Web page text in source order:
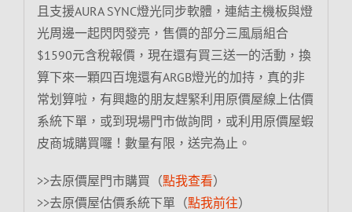
且支援AURA SYNC燈光同步軟體，連結主機板與燈
光周邊一起閃閃發亮，售價的部分三風扇組合
$1590元含稅報價，現在還有買三送一的活動，換
算下來一顆四百塊還有ARGB燈光的加持，真的非
常划算啦，有興趣的朋友趕緊利用原價屋線上估價
系統下單，或到現場門市做詢問，或利用原價屋蝦
皮商城購買囉！數量有限，送完為止。
>>去原價屋門市購買（點我查看）
>>去原價屋估價系統下單（點我前往）